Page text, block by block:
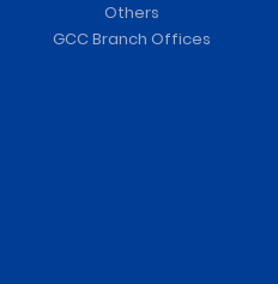
Others
GCC Branch Offices